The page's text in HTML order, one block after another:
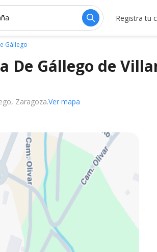
Registra tu
Gállego
De Gállego de
Zaragoza.Ver mapa